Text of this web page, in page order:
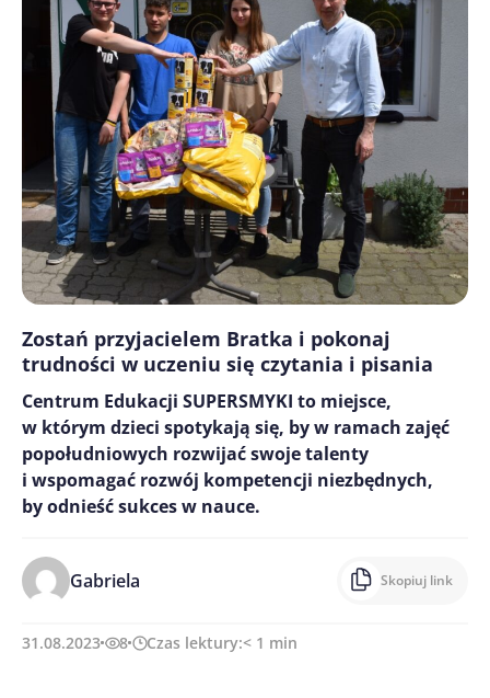
Zostań przyjacielem Bratka i pokonaj
trudności w uczeniu się czytania i pisania
Centrum Edukacji SUPERSMYKI to miejsce,
w którym dzieci spotykają się, by w ramach zajęć
popołudniowych rozwijać swoje talenty
i wspomagać rozwój kompetencji niezbędnych,
by odnieść sukces w nauce.
Gabriela Skopiuj link
31.08.2023 8 Czas lektury:< 1 min